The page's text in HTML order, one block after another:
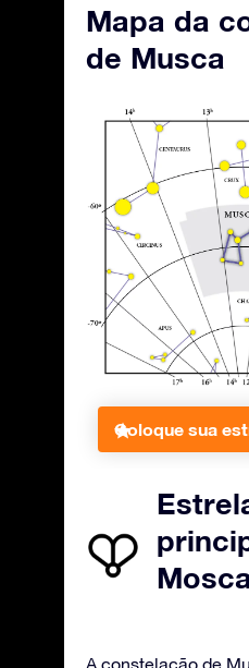
Mapa da
de Musca
Coloque sua
A constelação de